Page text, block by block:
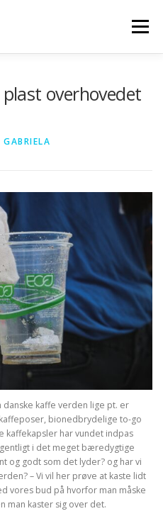
Menu
overhovedet
GABRIELA
kaffe verden lige pt. er
bionedbrydelige to-go
har vundet indpas
i det meget bæredygtige
og godt som det lyder? og har vi
– Vi vil her prøve at kaste lidt
vores bud på hvorfor man måske
man kaster sig over det.